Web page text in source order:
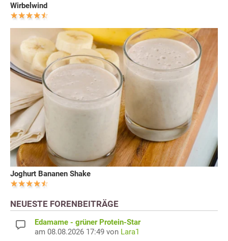
Wirbelwind
Joghurt Bananen Shake
NEUESTE FORENBEITRÄGE
Edamame - grüner Protein-Star
am 08.08.2026 17:49 von Lara1